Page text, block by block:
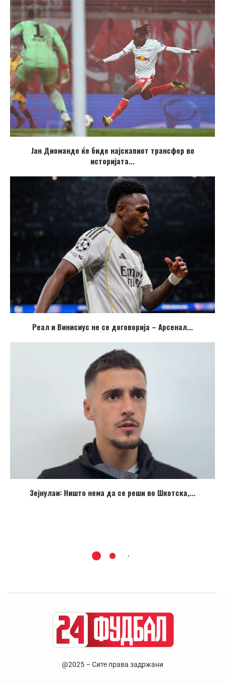
Јан Диоманде ќе биде најскапиот трансфер во
историјата...
Реал и Винисиус не се договорија – Арсенал...
Зејнулаи: Ништо нема да се реши во Шкотска,...
@2025 – Сите права задржани